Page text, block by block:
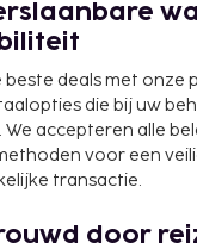
gratis wifi en
beste deals met onze
die bij uw
We accepteren alle
voor een
transactie.
door